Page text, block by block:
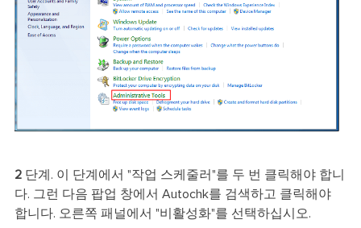
2단계. 이 단계에서 "작업 스케줄러"를 두 번 클릭해야 합니
다. 그런 다음 팝업 창에서 Autochk를 검색하고 클릭해야
합니다. 오른쪽 패널에서 "비활성화"를 선택하십시오.